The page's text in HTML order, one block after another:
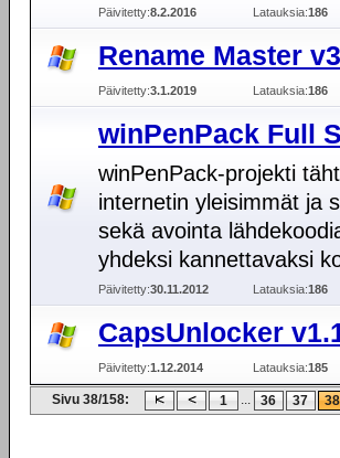
Päivitetty:8.2.2016 Latauksia:186
Rename Master
Päivitetty:3.1.2019 Latauksia:186
winPenPack Full
winPenPack-projekti
internetin yleisimmät ja
sekä avointa
yhdeksi kannettavaksi
Päivitetty:30.11.2012 Latauksia:186
CapsUnlocker
Päivitetty:1.12.2014 Latauksia:185
Sivu 38/158: 1 ... 36 37 38